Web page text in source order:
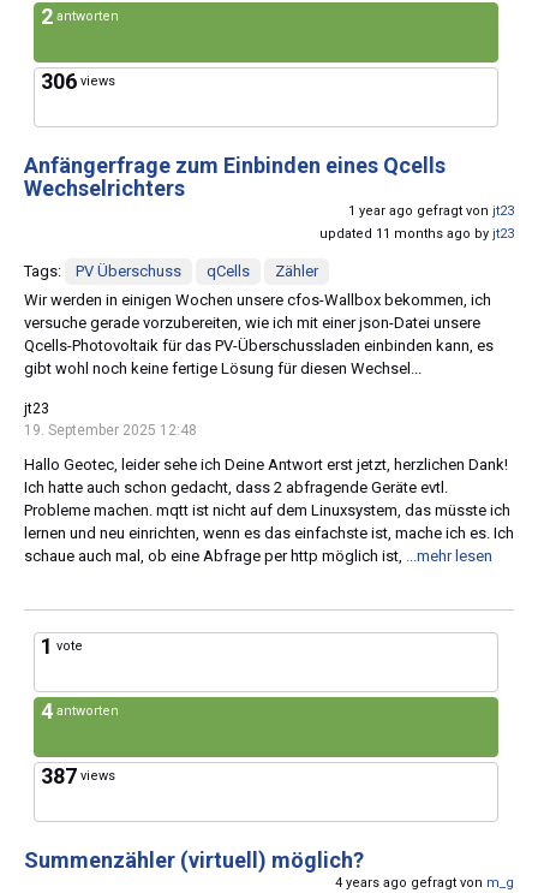
2 antworten
306 views
Anfängerfrage zum Einbinden eines Qcells
Wechselrichters
1 year ago gefragt von jt23
updated 11 months ago by jt23
Tags: PV Überschuss qCells
Zähler
Wir werden in einigen Wochen unsere cfos-Wallbox bekommen, ich
versuche gerade vorzubereiten, wie ich mit einer json-Datei unsere
Qcells-Photovoltaik für das PV-Überschussladen einbinden kann, es
gibt wohl noch keine fertige Lösung für diesen Wechsel...
jt23
19. September 2025 12:48
Hallo Geotec, leider sehe ich Deine Antwort erst jetzt, herzlichen Dank!
Ich hatte auch schon gedacht, dass 2 abfragende Geräte evtl.
Probleme machen. mqtt ist nicht auf dem Linuxsystem, das müsste ich
lernen und neu einrichten, wenn es das einfachste ist, mache ich es. Ich
schaue auch mal, ob eine Abfrage per http möglich ist, ...mehr lesen
1 vote
4 antworten
387 views
Summenzähler (virtuell) möglich?
4 years ago gefragt von m_g